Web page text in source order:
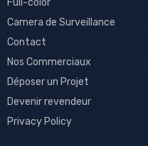
Full-color
Camera de Surveillance
Contact
Nos Commerciaux
Déposer un Projet
Devenir revendeur
Privacy Policy